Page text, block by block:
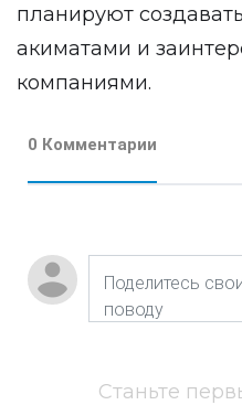
планируют
акиматами и
компаниями.
0 Комментарии
Станьте